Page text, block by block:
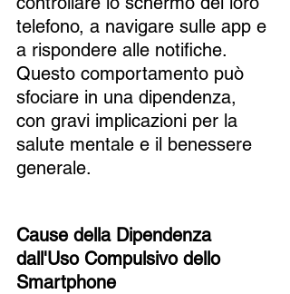
telefono, a navigare sulle app e
a rispondere alle notifiche.
Questo comportamento può
sfociare in una dipendenza,
con gravi implicazioni per la
salute mentale e il benessere
generale.
Cause della Dipendenza
dall'Uso Compulsivo dello
Smartphone